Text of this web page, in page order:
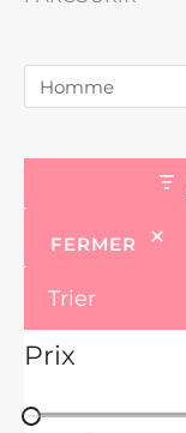
s
FERMER
Trier
Prix